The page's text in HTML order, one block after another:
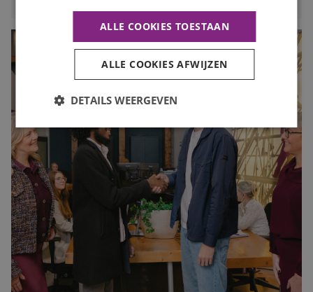
ALLE COOKIES TOESTAAN
ALLE COOKIES AFWIJZEN
DETAILS WEERGEVEN